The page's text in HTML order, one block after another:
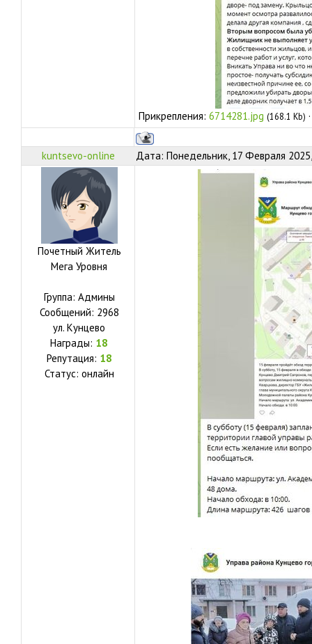
Прикрепления: 6714281.jpg (168.1 Kb)
kuntsevo-online Дата: Понедельник, 17 Февраля
Почетный Житель
Мега Уровня
Группа: Админы
Сообщений: 2968
ул. Кунцево
Награды: 18
Репутация: 18
Статус: онлайн